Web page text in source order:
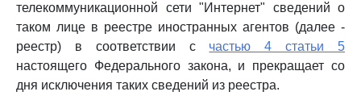
телекоммуникационной сети "Интернет" сведений о
таком лице в реестре иностранных агентов (далее -
реестр) в соответствии с частью 4 статьи 5
настоящего Федерального закона, и прекращает со
дня исключения таких сведений из реестра.